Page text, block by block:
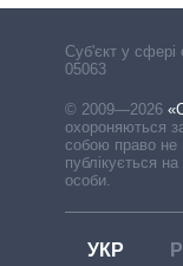
Cуб'єкт у сфері
05063
© 2009—2026
охороняються
собою право не
публікується
особи.
УКР